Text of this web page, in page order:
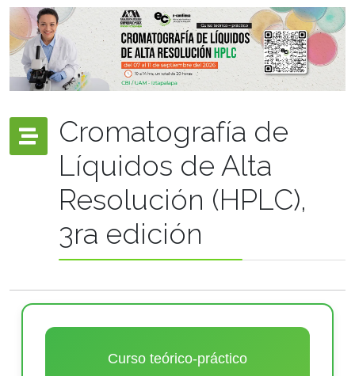
Cromatografía de
Líquidos de Alta
Resolución (HPLC),
3ra edición
Curso teórico-práctico